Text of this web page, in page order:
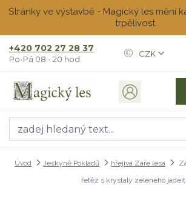
Stránky ve výstavbě - Magický les mění
trpělivost.
CZK
+420 702 27 28 37
Po-Pá 08 - 20 hod
Úvod Jeskyně Pokladů hřejivá Záře lesa
řetěz s krystaly zeleného